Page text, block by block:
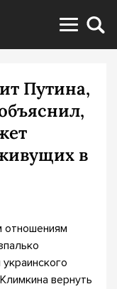
Путина,
в
отношениям
вернуть